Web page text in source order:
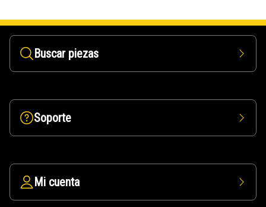
Buscar piezas
Soporte
Mi cuenta